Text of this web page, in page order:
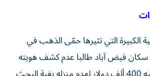
الكبيرة التي تثيرها حمّى الذهب في
سكان فيض آباد طالبا عدم كشف هويته